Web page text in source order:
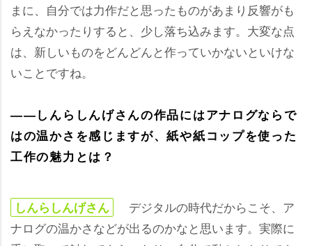
まに、自分では力作だと思ったものがあまり反響がも
らえなかったりすると、少し落ち込みます。大変な点
は、新しいものをどんどんと作っていかないといけな
いことですね。
――しんらしんげさんの作品にはアナログならで
はの温かさを感じますが、紙や紙コップを使った
工作の魅力とは？
しんらしんげさん
デジタルの時代だからこそ、ア
ナログの温かさなどが出るのかなと思います。実際に